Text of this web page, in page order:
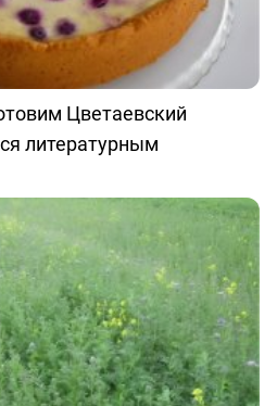
Цветаевский
литературным